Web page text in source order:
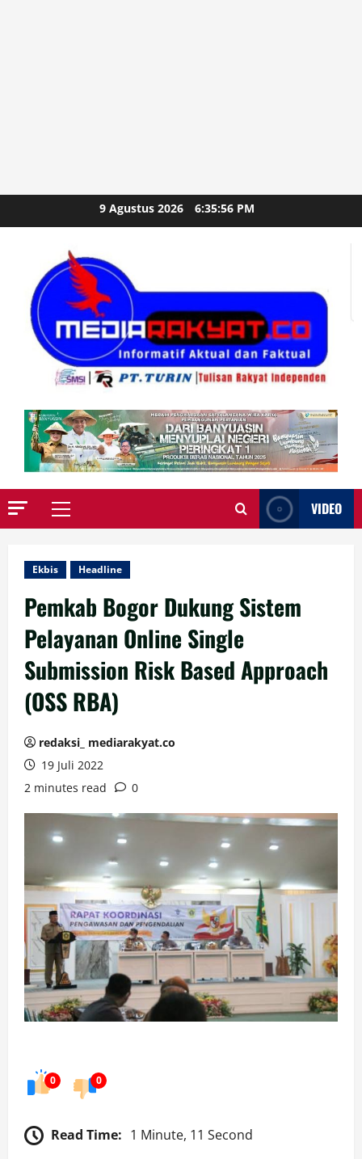
to
9 Agustus 2026 6:35:57 PM
Primary
VIDEO
Ekbis Headline
Pemkab Bogor Dukung Sistem
Pelayanan Online Single
Submission Risk Based Approach
(OSS RBA)
redaksi_ mediarakyat.co
19 Juli 2022
2 minutes read
0
0 0
Read Time: 1 Minute, 11 Second